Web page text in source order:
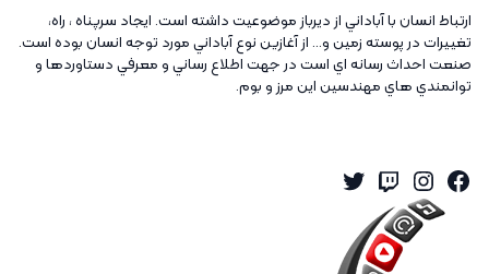
ارتباط انسان با آباداني از ديرباز موضوعيت داشته است. ايجاد سرپناه ، راه،
تغييرات در پوسته زمين و... از آغازين نوع آباداني مورد توجه انسان بوده است.
صنعت احداث رسانه اي است در جهت اطلاع رساني و معرفي دستاوردها و
توانمندي هاي مهندسين اين مرز و بوم.
Facebook
Instagram
Twitch
Twitter